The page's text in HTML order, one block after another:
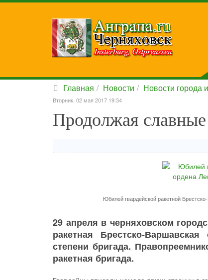
Главная Новости Новости города
Вторник, 02 мая 2017 19:34
Продолжая
Юбилей гвардейской ракетной
29 апреля в черняховском
ракетная Брестско-
степени бригада.
ракетная бригада.